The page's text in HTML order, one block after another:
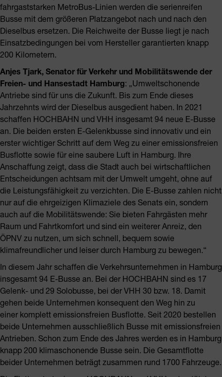
fahrgaststarken MetroBus-Linien werden die serienreifen
Busse mit dem größeren Platzangebot nach und nach den
Dieselbus ersetzen. Die Reichweite der Busse liegt je nach
Einsatzbedingungen bei vom Hersteller garantierten knapp
200 Kilometern.
Anjes Tjark, Senator für Verkehr und Mobilitätswende der
Freien- und Hansestadt Hamburg: „Umweltschonende
Antriebe sind für uns die Zukunft. Bis zum Ende dieses
Jahrzehnts wird der Dieselbus ausgedient haben. In 2021
schaffen HOCHBAHN und VHH insgesamt 94 neue E-Busse
an. Die beiden ersten E-Gelenkbusse sind innovativ und ein
erster wichtiger Schritt auf dem Weg zu einer emissionsfreien
Busflotte sowie für eine saubere Luft in Hamburg. Ihre
Anschaffung zeigt, dass die Stadt auch bei wirtschaftlichen
Entscheidungen achtsam mit der Umwelt umgeht, ohne auf
die Leistungsfähigkeit zu verzichten. Die E-Busse zahlen nicht
nur auf die ehrgeizigen Klimaziele des Senats ein, sondern
auch auf die Mobilitätswende: Sie bieten Fahrgästen mehr
Raum und Fahrtkomfort und sind ein weiterer Anreiz, den
ÖPNV zu nutzen, um sich schnell, bequem sowie
klimafreundlicher und leiser durch Hamburg zu bewegen.“
In diesem Jahr schaffen die Verkehrsunternehmen in Hamburg
insgesamt 94 E-Busse an. Bei der HOCHBAHN sind es 17
Gelenk- und 29 Solobusse, bei der VHH 30 bzw. 18. Damit
gehen beide Unternehmen konsequent den Weg hin zu
einer komplett emissionsfreien Busflotte. Seit 2020 bestellen
beide Unternehmen ausschließlich Busse mit emissionsfreien
Antrieben. Schon zum Ende des Jahres werden es in Hamburg
knapp 200 klimaschonende Busse sein. Die Gesamtflotte
beider Unternehmen beträgt zusammen rund 1700 Fahrzeuge.